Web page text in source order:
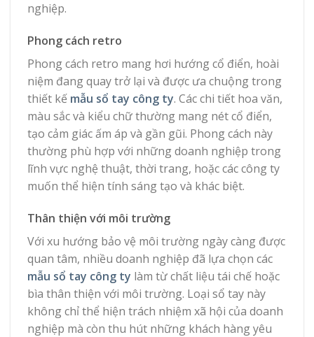
nghiệp.
Phong cách retro
Phong cách retro mang hơi hướng cổ điển, hoài
niệm đang quay trở lại và được ưa chuộng trong
thiết kế mẫu sổ tay công ty. Các chi tiết hoa văn,
màu sắc và kiểu chữ thường mang nét cổ điển,
tạo cảm giác ấm áp và gần gũi. Phong cách này
thường phù hợp với những doanh nghiệp trong
lĩnh vực nghệ thuật, thời trang, hoặc các công ty
muốn thể hiện tính sáng tạo và khác biệt.
Thân thiện với môi trường
Với xu hướng bảo vệ môi trường ngày càng được
quan tâm, nhiều doanh nghiệp đã lựa chọn các
mẫu sổ tay công ty làm từ chất liệu tái chế hoặc
bìa thân thiện với môi trường. Loại sổ tay này
không chỉ thể hiện trách nhiệm xã hội của doanh
nghiệp mà còn thu hút những khách hàng yêu